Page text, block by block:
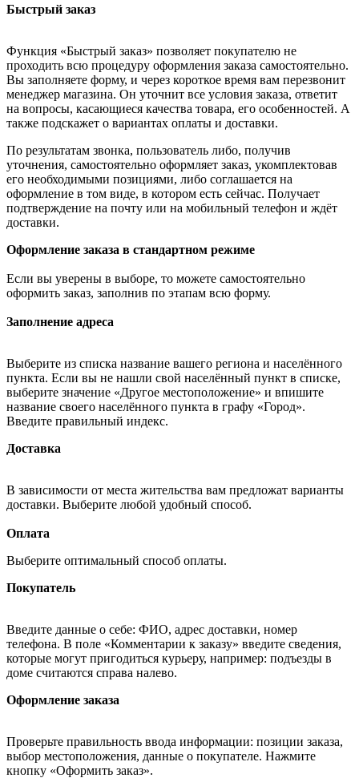
Быстрый заказ
Функция «Быстрый заказ» позволяет покупателю не
проходить всю процедуру оформления заказа самостоятельно.
Вы заполняете форму, и через короткое время вам перезвонит
менеджер магазина. Он уточнит все условия заказа, ответит
на вопросы, касающиеся качества товара, его особенностей. А
также подскажет о вариантах оплаты и доставки.
По результатам звонка, пользователь либо, получив
уточнения, самостоятельно оформляет заказ, укомплектовав
его необходимыми позициями, либо соглашается на
оформление в том виде, в котором есть сейчас. Получает
подтверждение на почту или на мобильный телефон и ждёт
доставки.
Оформление заказа в стандартном режиме
Если вы уверены в выборе, то можете самостоятельно
оформить заказ, заполнив по этапам всю форму.
Заполнение адреса
Выберите из списка название вашего региона и населённого
пункта. Если вы не нашли свой населённый пункт в списке,
выберите значение «Другое местоположение» и впишите
название своего населённого пункта в графу «Город».
Введите правильный индекс.
Доставка
В зависимости от места жительства вам предложат варианты
доставки. Выберите любой удобный способ.
Оплата
Выберите оптимальный способ оплаты.
Покупатель
Введите данные о себе: ФИО, адрес доставки, номер
телефона. В поле «Комментарии к заказу» введите сведения,
которые могут пригодиться курьеру, например: подъезды в
доме считаются справа налево.
Оформление заказа
Проверьте правильность ввода информации: позиции заказа,
выбор местоположения, данные о покупателе. Нажмите
кнопку «Оформить заказ».